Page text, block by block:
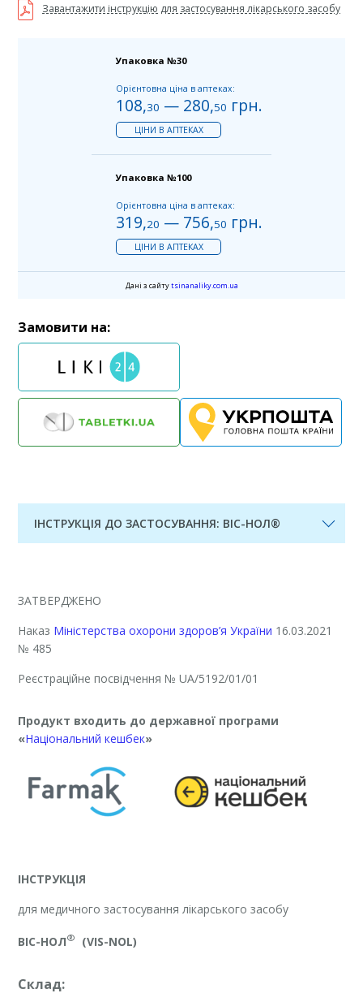
Завантажити інструкцію для застосування лікарського засобу
Упаковка №30
Орієнтовна ціна в аптеках:
108,30 — 280,50 грн.
ЦІНИ В АПТЕКАХ
Упаковка №100
Орієнтовна ціна в аптеках:
319,20 — 756,50 грн.
ЦІНИ В АПТЕКАХ
Дані з сайтуtsinanaliky.com.ua
Замовити на:
ІНСТРУКЦІЯ ДО ЗАСТОСУВАННЯ: ВІС-НОЛ®
ЗАТВЕРДЖЕНО
Наказ Міністерства охорони здоров’я України 16.03.2021
№ 485
Реєстраційне посвідчення № UA/5192/01/01
Продукт входить до державної програми
«Національний кешбек»
ІНСТРУКЦІЯ
для медичного застосування лікарського засобу
ВІС-НОЛ® (VIS-NOL)
Склад: